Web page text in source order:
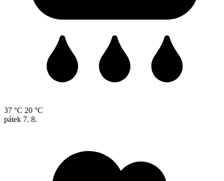
37 °C 20 °C
pátek 7. 8.